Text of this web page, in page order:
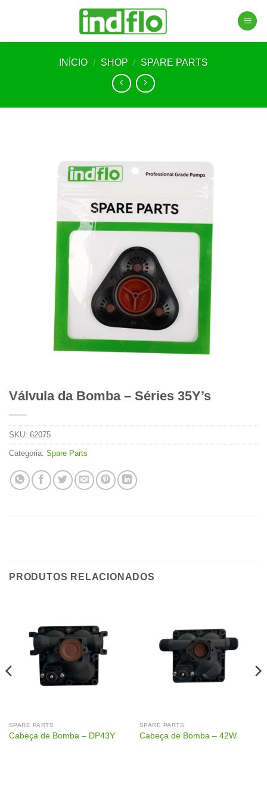
INÍCIO / SHOP / SPARE PARTS
Válvula da Bomba – Séries 35Y’s
SKU: 62075
Categoria: Spare Parts
PRODUTOS RELACIONADOS
SPARE PARTS
Cabeça de Bomba – DP43Y
SPARE PARTS
Cabeça de Bomba – 42W